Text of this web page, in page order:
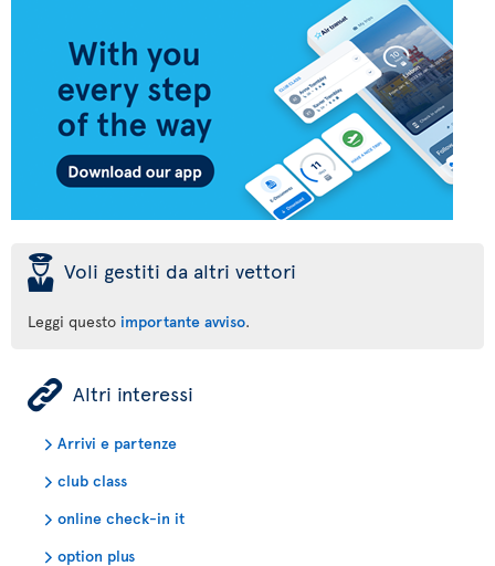
þ Voli gestiti da altri vettori
Leggi questo importante avviso.
ÿ Altri interessi
Arrivi e partenze
club class
online check-in it
option plus